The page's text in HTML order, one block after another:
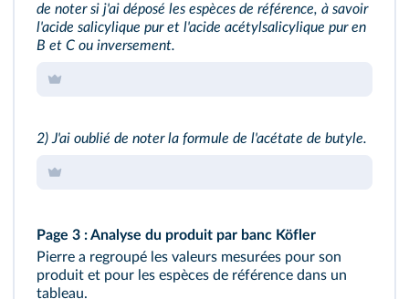
de noter si j'ai déposé les espèces de référence, à savoir
l'acide salicylique pur et l'acide acétylsalicylique pur en
B et C ou inversement.
2) J'ai oublié de noter la formule de l'acétate de butyle.
Page 3 : Analyse du produit par banc Köfler
Pierre a regroupé les valeurs mesurées pour son
produit et pour les espèces de référence dans un
tableau.